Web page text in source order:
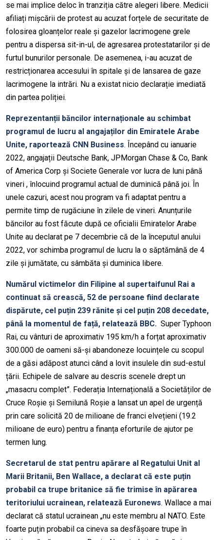
se mai implice deloc în tranziția către alegeri libere. Medicii
afiliați mișcării de protest au acuzat forțele de securitate de
folosirea gloanțelor reale și gazelor lacrimogene grele
pentru a dispersa sit-in-ul, de agresarea protestatarilor și de
furtul bunurilor personale. De asemenea, i-au acuzat de
restricționarea accesului în spitale și de lansarea de gaze
lacrimogene la intrări. Nu a existat nicio declarație imediată
din partea poliției.
Reprezentanții băncilor internaționale au schimbat
programul de lucru al angajaților din Emiratele Arabe
Unite, raportează CNN Business. Începând cu ianuarie
2022, angajații Deutsche Bank, JPMorgan Chase & Co, Bank
of America Corp și Societe Generale vor lucra de luni până
vineri , înlocuind programul actual de duminică până joi. În
unele cazuri, acest nou program va fi adaptat pentru a
permite timp de rugăciune în zilele de vineri. Anunțurile
băncilor au fost făcute după ce oficialii Emiratelor Arabe
Unite au declarat pe 7 decembrie că de la începutul anului
2022, vor schimba programul de lucru la o săptămână de 4
zile și jumătate, cu sâmbăta și duminica libere.
Numărul victimelor din Filipine al supertaifunul Rai a
continuat să crească, 52 de persoane fiind declarate
dispărute, cel puțin 239 rănite și cel puțin 208 decedate,
până la momentul de față, relatează BBC. Super Typhoon
Rai, cu vânturi de aproximativ 195 km/h a forțat aproximativ
300.000 de oameni să-și abandoneze locuințele cu scopul
de a găsi adăpost atunci când a lovit insulele din sud-estul
țării. Echipele de salvare au descris scenele drept un
„masacru complet”. Federația Internațională a Societăților de
Cruce Roșie și Semilună Roșie a lansat un apel de urgență
prin care solicită 20 de milioane de franci elvețieni (19.2
milioane de euro) pentru a finanța eforturile de ajutor pe
termen lung.
Secretarul de stat pentru apărare al Regatului Unit al
Marii Britanii, Ben Wallace, a declarat că este puțin
probabil ca trupe britanice să fie trimise în apărarea
teritoriului ucrainean, relatează Euronews. Wallace a mai
declarat că statul ucrainean „nu este membru al NATO. Este
foarte puțin probabil ca cineva sa desfășoare trupe în